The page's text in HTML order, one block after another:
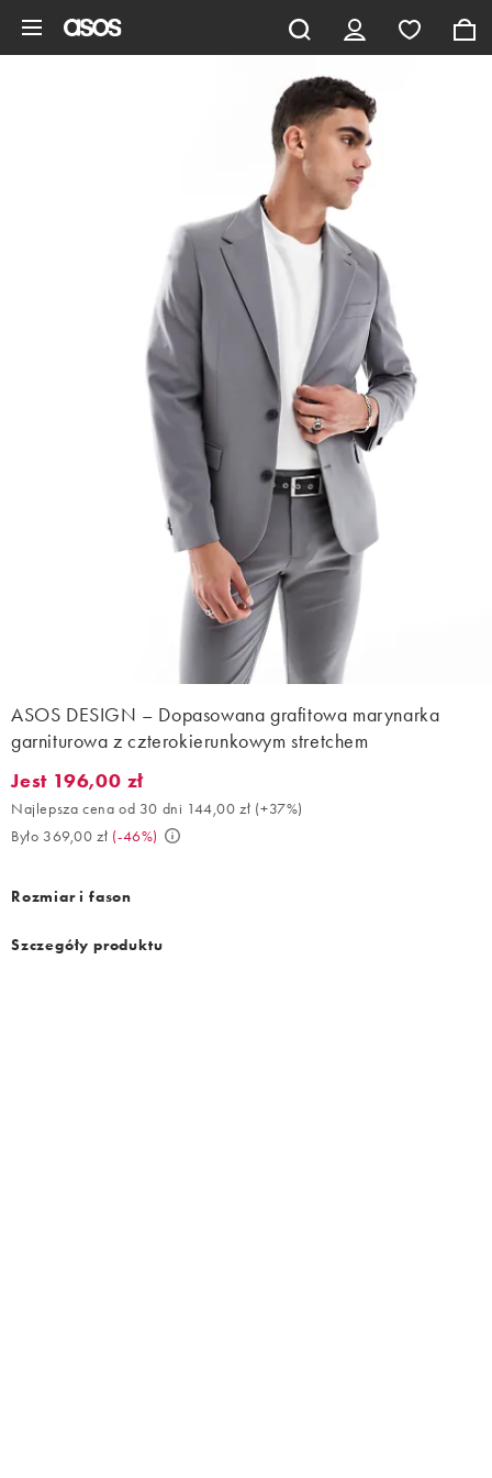
ASOS DESIGN – Dopasowana grafitowa marynarka
garniturowa z czterokierunkowym stretchem
Jest 196,00 zł. Najlepsza cena od 30 dni 144,00 zł (+37%).
Jest 196,00 zł
Najlepsza cena od 30 dni 144,00 zł (+37%)
Było 369,00 zł (-46%)
Rozmiar i fason
Szczegóły produktu